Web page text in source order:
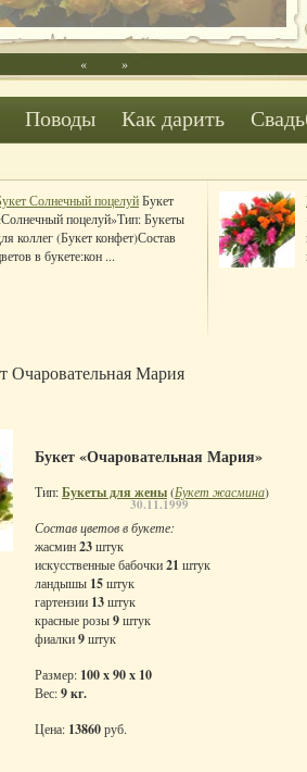
« »
Поводы Как дарить
Солнечный поцелуйБукет
поцелуй»Тип: Букеты
коллег (Букет конфет)Состав
в букете:кон ...
Очаровательная Мария
30.11.1999
Букет «Очаровательная Мария»
Тип:Букеты для жены(Букет жасмина)
Состав цветов в букете:
жасмин23штук
искусственные бабочки21 штук
ландышы 15штук
гартензии 13штук
красные розы9штук
фиалки9штук
Размер: 100 x 90 x 10
Вес:9 кг.
Цена: 13860руб.